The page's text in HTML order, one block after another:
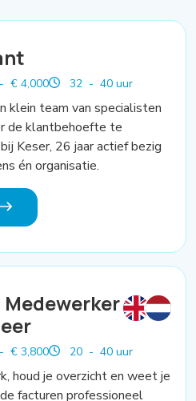
€ 4,000 32 - 40 uur
klein team van specialisten
de klantbehoefte te
Keser, 26 jaar actief bezig
én organisatie.
€ 3,800 20 - 40 uur
houd je overzicht en weet je
facturen professioneel